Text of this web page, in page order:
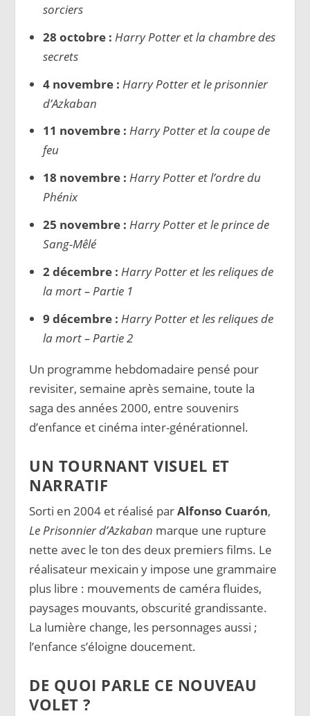
sorciers
28 octobre : Harry Potter et la chambre des
secrets
4 novembre : Harry Potter et le prisonnier
d’Azkaban
11 novembre : Harry Potter et la coupe de
feu
18 novembre : Harry Potter et l’ordre du
Phénix
25 novembre : Harry Potter et le prince de
Sang-Mêlé
2 décembre : Harry Potter et les reliques de
la mort – Partie 1
9 décembre : Harry Potter et les reliques de
la mort – Partie 2
Un programme hebdomadaire pensé pour
revisiter, semaine après semaine, toute la
saga des années 2000, entre souvenirs
d’enfance et cinéma inter-générationnel.
UN TOURNANT VISUEL ET
NARRATIF
Sorti en 2004 et réalisé parAlfonso Cuarón,
Le Prisonnier d’Azkaban marque une rupture
nette avec le ton des deux premiers films. Le
réalisateur mexicain y impose une grammaire
plus libre : mouvements de caméra fluides,
paysages mouvants, obscurité grandissante.
La lumière change, les personnages aussi ;
l’enfance s’éloigne doucement.
DE QUOI PARLE CE NOUVEAU
VOLET ?